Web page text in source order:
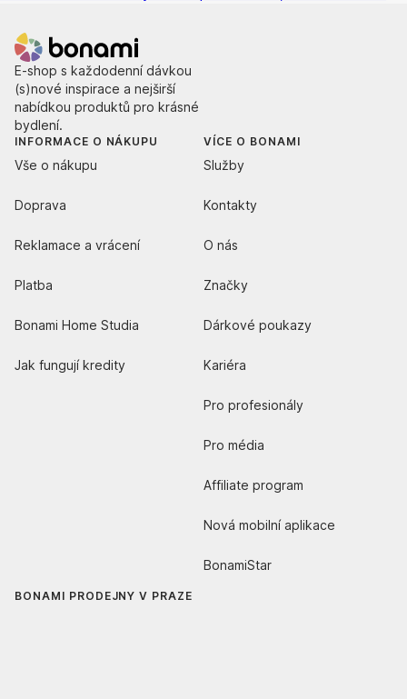
E-shop s každodenní dávkou
(s)nové inspirace a nejširší
nabídkou produktů pro krásné
bydlení.
INFORMACE O NÁKUPU
Vše o nákupu
Doprava
Reklamace a vrácení
Platba
Bonami Home Studia
Jak fungují kredity
VÍCE O BONAMI
Služby
Kontakty
O nás
Značky
Dárkové poukazy
Kariéra
Pro profesionály
Pro média
Affiliate program
Nová mobilní aplikace
BonamiStar
BONAMI PRODEJNY V PRAZE